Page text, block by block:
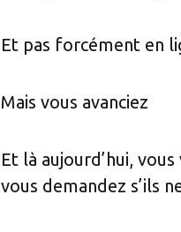
Et pas forcément en
Mais vous avanciez
Et là aujourd’hui,
vous demandez s’ils